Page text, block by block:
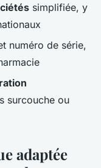
simplifiée, y
numéro de série,
surcouche ou
adaptée